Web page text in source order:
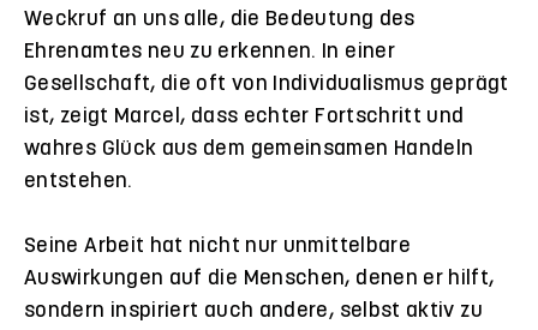
Weckruf an uns alle, die Bedeutung des
Ehrenamtes neu zu erkennen. In einer
Gesellschaft, die oft von Individualismus geprägt
ist, zeigt Marcel, dass echter Fortschritt und
wahres Glück aus dem gemeinsamen Handeln
entstehen.
Seine Arbeit hat nicht nur unmittelbare
Auswirkungen auf die Menschen, denen er hilft,
sondern inspiriert auch andere, selbst aktiv zu